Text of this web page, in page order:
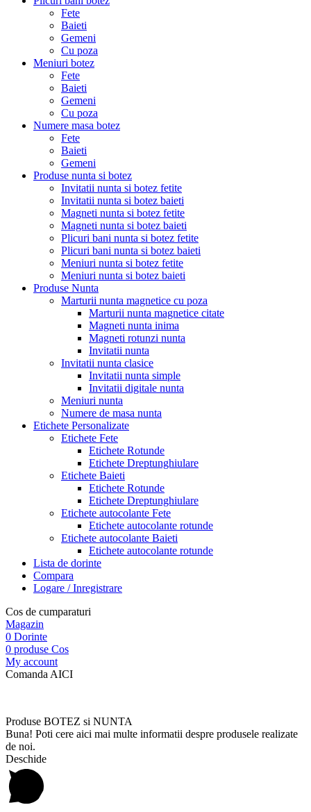
Fete
Baieti
Gemeni
Cu poza
Meniuri botez
Fete
Baieti
Gemeni
Cu poza
Numere masa botez
Fete
Baieti
Gemeni
Produse nunta si botez
Invitatii nunta si botez fetite
Invitatii nunta si botez baieti
Magneti nunta si botez fetite
Magneti nunta si botez baieti
Plicuri bani nunta si botez fetite
Plicuri bani nunta si botez baieti
Meniuri nunta si botez fetite
Meniuri nunta si botez baieti
Produse Nunta
Marturii nunta magnetice cu poza
Marturii nunta magnetice citate
Magneti nunta inima
Magneti rotunzi nunta
Invitatii nunta
Invitatii nunta clasice
Invitatii nunta simple
Invitatii digitale nunta
Meniuri nunta
Numere de masa nunta
Etichete Personalizate
Etichete Fete
Etichete Rotunde
Etichete Dreptunghiulare
Etichete Baieti
Etichete Rotunde
Etichete Dreptunghiulare
Etichete autocolante Fete
Etichete autocolante rotunde
Etichete autocolante Baieti
Etichete autocolante rotunde
Lista de dorinte
Compara
Logare / Inregistrare
Cos de cumparaturi
Magazin
0 Dorinte
0 produse Cos
My account
Comanda AICI
Produse BOTEZ si NUNTA
Buna! Poti cere aici mai multe informatii despre produsele realizate
de noi.
Deschide